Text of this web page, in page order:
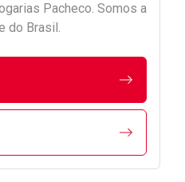
Pacheco. Somos a
do Brasil.